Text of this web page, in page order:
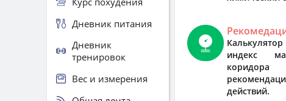
индекс
действий.
Дневник питания
Дневник
тренировок
Вес и измерения